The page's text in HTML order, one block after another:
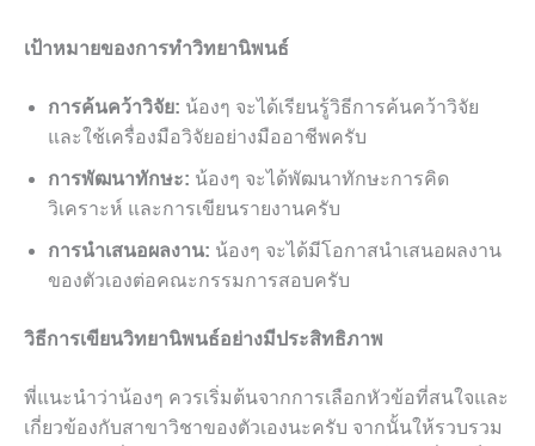
เป้าหมายของการทำวิทยานิพนธ์
การค้นคว้าวิจัย: น้องๆ จะได้เรียนรู้วิธีการค้นคว้าวิจัย
และใช้เครื่องมือวิจัยอย่างมืออาชีพครับ
การพัฒนาทักษะ: น้องๆ จะได้พัฒนาทักษะการคิด
วิเคราะห์ และการเขียนรายงานครับ
การนำเสนอผลงาน: น้องๆ จะได้มีโอกาสนำเสนอผลงาน
ของตัวเองต่อคณะกรรมการสอบครับ
วิธีการเขียนวิทยานิพนธ์อย่างมีประสิทธิภาพ
พี่แนะนำว่าน้องๆ ควรเริ่มต้นจากการเลือกหัวข้อที่สนใจและ
เกี่ยวข้องกับสาขาวิชาของตัวเองนะครับ จากนั้นให้รวบรวม